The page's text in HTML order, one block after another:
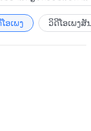
ອເພງ ວິດີໂອເພງສັ